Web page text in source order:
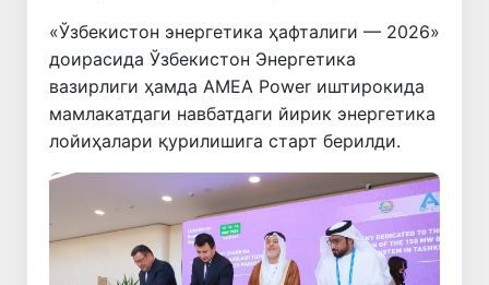
«Ўзбекистон энергетика ҳафталиги — 2026»
доирасида Ўзбекистон Энергетика
вазирлиги ҳамда AMEA Power иштирокида
мамлакатдаги навбатдаги йирик энергетика
лойиҳалари қурилишига старт берилди.